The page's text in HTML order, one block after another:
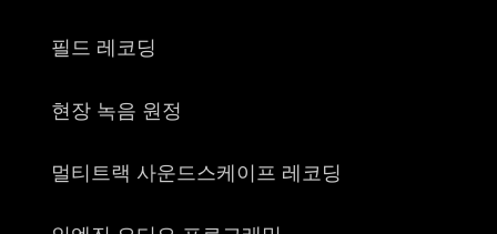
필드 레코딩
현장 녹음 원정
멀티트랙 사운드스케이프 레코딩